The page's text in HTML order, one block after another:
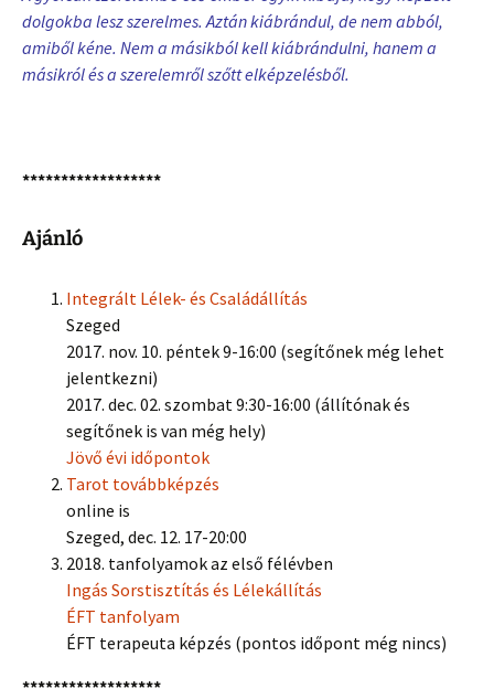
dolgokba lesz szerelmes. Aztán kiábrándul, de nem abból,
amiből kéne. Nem a másikból kell kiábrándulni, hanem a
másikról és a szerelemről szőtt elképzelésből.
******************
Ajánló
Integrált Lélek- és Családállítás
Szeged
2017. nov. 10. péntek 9-16:00 (segítőnek még lehet
jelentkezni)
2017. dec. 02. szombat 9:30-16:00 (állítónak és
segítőnek is van még hely)
Jövő évi időpontok
Tarot továbbképzés
online is
Szeged, dec. 12. 17-20:00
2018. tanfolyamok az első félévben
Ingás Sorstisztítás és Lélekállítás
ÉFT tanfolyam
ÉFT terapeuta képzés (pontos időpont még nincs)
******************